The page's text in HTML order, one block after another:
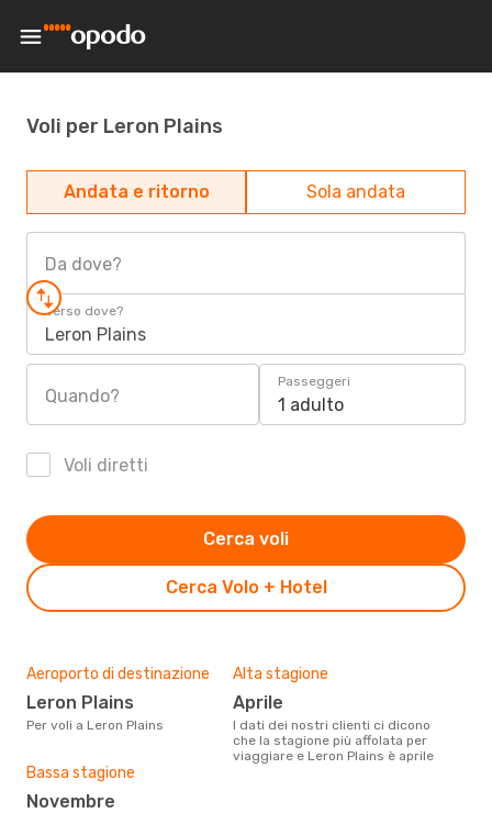
Voli per Leron Plains
Andata e ritorno Sola andata
Da dove?
Verso dove?
Leron Plains
Quando?
Passeggeri
1 adulto
Voli diretti
Cerca Volo + Hotel
Cerca voli
Aeroporto di destinazione
Leron Plains
Per voli a Leron Plains
Alta stagione
aprile
I dati dei nostri clienti ci dicono
che la stagione più affolata per
viaggiare e Leron Plains è aprile
Bassa stagione
novembre